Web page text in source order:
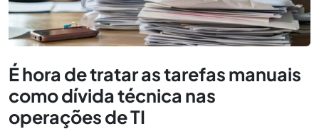
É hora de tratar as tarefas manuais
como dívida técnica nas
operações de TI